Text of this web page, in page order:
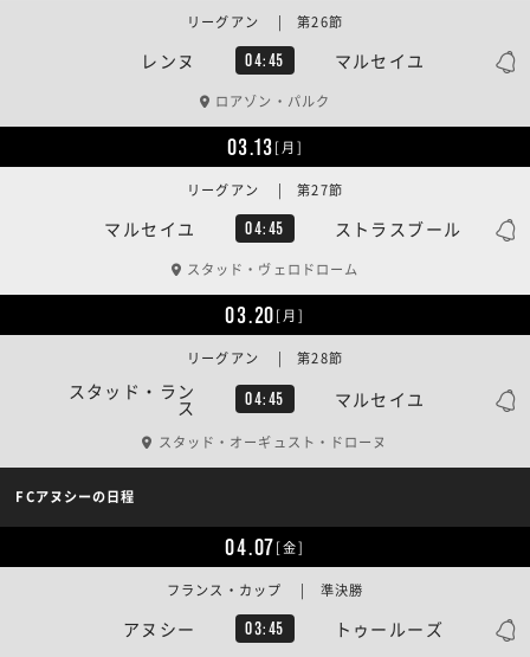
レンヌ 04:45 マルセイユ
リーグアン | 󠁢󠁥󠁮󠁧󠁿第26節
ロアゾン・パルク
03.13[月]
マルセイユ 04:45 ストラスブール
リーグアン | 󠁢󠁥󠁮󠁧󠁿第27節
スタッド・ヴェロドローム
03.20[月]
スタッド・ラン
ス 04:45 マルセイユ
リーグアン | 󠁢󠁥󠁮󠁧󠁿第28節
スタッド・オーギュスト・ドローヌ
FCアヌシーの日程
04.07[金]
アヌシー 03:45 トゥールーズ
フランス・カップ | 準決勝